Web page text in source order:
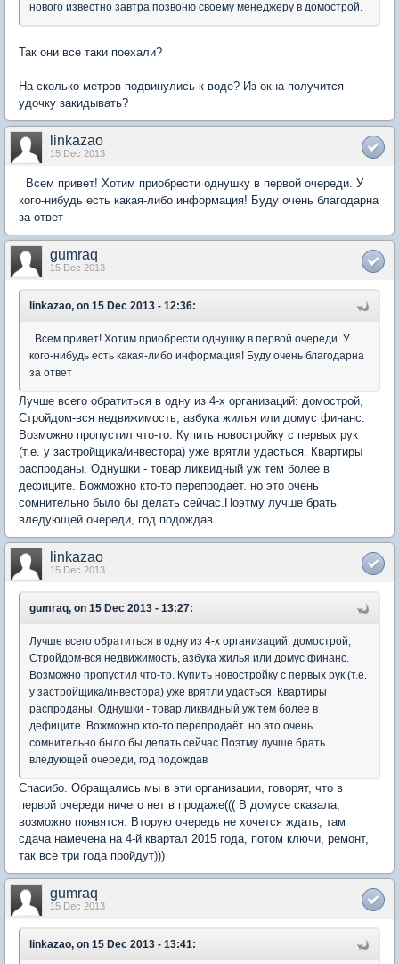
нового известно завтра позвоню своему менеджеру в домострой.
Так они все таки поехали?
На сколько метров подвинулись к воде? Из окна получится
удочку закидывать?
linkazao
15 Dec 2013
Всем привет! Хотим приобрести однушку в первой очереди. У
кого-нибудь есть какая-либо информация! Буду очень благодарна
за ответ
gumraq
15 Dec 2013
linkazao, on 15 Dec 2013 - 12:36:
Всем привет! Хотим приобрести однушку в первой очереди. У
кого-нибудь есть какая-либо информация! Буду очень благодарна
за ответ
Лучше всего обратиться в одну из 4-х организаций: домострой,
Стройдом-вся недвижимость, азбука жилья или домус финанс.
Возможно пропустил что-то. Купить новостройку с первых рук
(т.е. у застройщика/инвестора) уже врятли удасться. Квартиры
распроданы. Однушки - товар ликвидный уж тем более в
дефиците. Вожможно кто-то перепродаёт. но это очень
сомнительно было бы делать сейчас.Поэтму лучше брать
вледующей очереди, год подождав
linkazao
15 Dec 2013
gumraq, on 15 Dec 2013 - 13:27:
Лучше всего обратиться в одну из 4-х организаций: домострой,
Стройдом-вся недвижимость, азбука жилья или домус финанс.
Возможно пропустил что-то. Купить новостройку с первых рук (т.е.
у застройщика/инвестора) уже врятли удасться. Квартиры
распроданы. Однушки - товар ликвидный уж тем более в
дефиците. Вожможно кто-то перепродаёт. но это очень
сомнительно было бы делать сейчас.Поэтму лучше брать
вледующей очереди, год подождав
Спасибо. Обращались мы в эти организации, говорят, что в
первой очереди ничего нет в продаже((( В домусе сказала,
возможно появятся. Вторую очередь не хочется ждать, там
сдача намечена на 4-й квартал 2015 года, потом ключи, ремонт,
так все три года пройдут)))
gumraq
15 Dec 2013
linkazao, on 15 Dec 2013 - 13:41: